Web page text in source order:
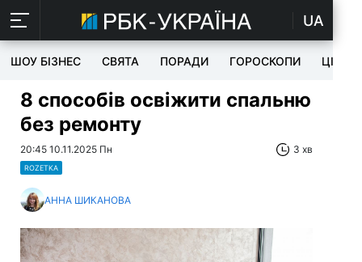
UA
ШОУ БІЗНЕС СВЯТА ПОРАДИ ГОРОСКОПИ ЦІКАВЕ
8 способів освіжити спальню
без ремонту
20:45 10.11.2025 Пн 3 хв
ROZETKA
АННА ШИКАНОВА